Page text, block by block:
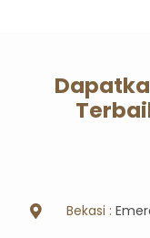
Bekasi :